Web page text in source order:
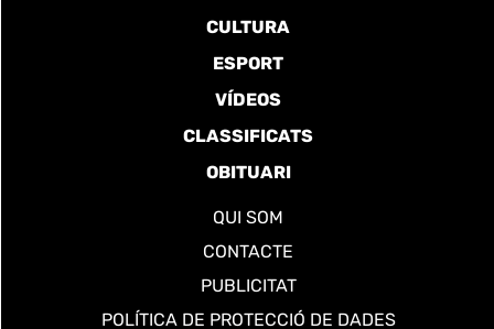
CULTURA
ESPORT
VÍDEOS
CLASSIFICATS
OBITUARI
QUI SOM
CONTACTE
PUBLICITAT
POLÍTICA DE PROTECCIÓ DE DADES